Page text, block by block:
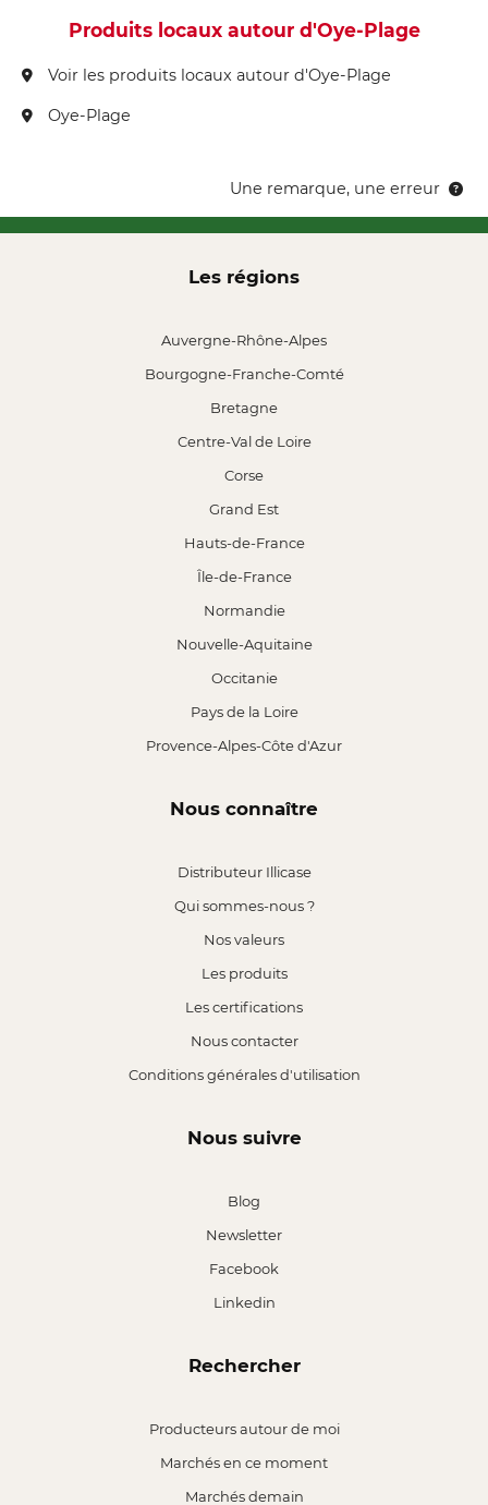
Produits locaux autour d'Oye-Plage
Voir les produits locaux autour d'Oye-Plage
Oye-Plage
Une remarque, une erreur
Les régions
Auvergne-Rhône-Alpes
Bourgogne-Franche-Comté
Bretagne
Centre-Val de Loire
Corse
Grand Est
Hauts-de-France
Île-de-France
Normandie
Nouvelle-Aquitaine
Occitanie
Pays de la Loire
Provence-Alpes-Côte d'Azur
Nous connaître
Distributeur Illicase
Qui sommes-nous ?
Nos valeurs
Les produits
Les certifications
Nous contacter
Conditions générales d'utilisation
Nous suivre
Blog
Newsletter
Facebook
Linkedin
Rechercher
Producteurs autour de moi
Marchés en ce moment
Marchés demain